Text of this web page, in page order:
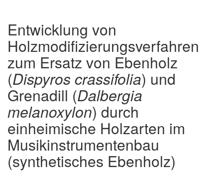
Entwicklung von
Holzmodifizierungsverfahren
zum Ersatz von Ebenholz
(Dispyros crassifolia) und
Grenadill (Dalbergia
melanoxylon) durch
einheimische Holzarten im
Musikinstrumentenbau
(synthetisches Ebenholz)